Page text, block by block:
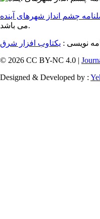
چشم انداز شهرهای آینده
می باشد.
نویسی : یکتاوب افزار شرق
© 2026 CC BY-NC 4.0 |
Designed & Developed by :